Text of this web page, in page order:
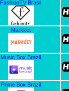
FashionTV Brasil
Markket
Music Box Brazil
Prime Box Brazil